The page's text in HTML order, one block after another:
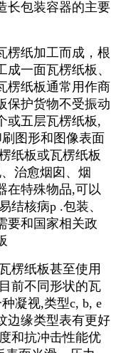
长包装容器的主要
楞纸加工而成，根
一面瓦楞纸板、
楞纸板通常用作商
保护货物不受振动
或五层瓦楞纸板,
图形和图像表面
纸板或瓦楞纸板
治愈烟囱、烟
在特殊物品,可以
结核病p .包装、
要和国家相关政
楞纸板甚至使用
前不同形状的瓦
凝视,类型c, b, e
边缘类型表有更好
和抗冲击性能优